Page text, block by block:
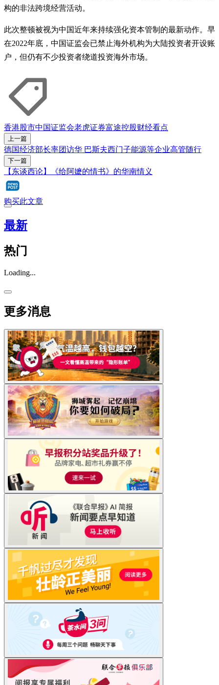
构的非法跨境经营活动。
此次整顿被视为中国近年来持续强化资本管制的最新动作。早
在2022年底，中国证监会已禁止海外机构为大陆投资者开设账
户，但仍有不少投资者绕道投资海外市场。
香港股市中国证监会老虎证券富途控股财经看点
上一篇
德国经济部长率团访华 巴斯夫西门子能源等企业高管随行
下一篇
【东谈西论】《给阿嬷的情书》的华南情义
购买此文章
最新
热门
Loading...
更多消息